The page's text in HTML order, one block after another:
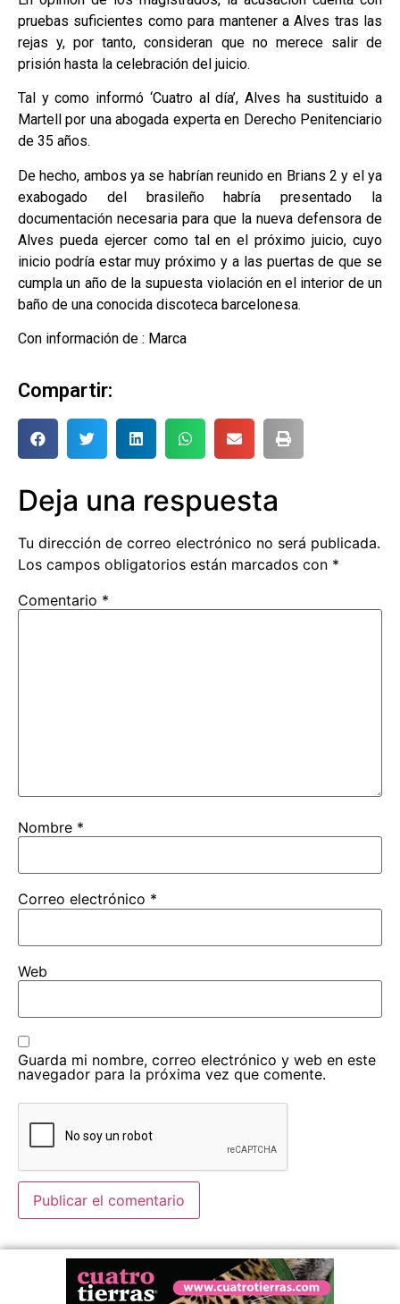
pruebas suficientes como para mantener a Alves tras las
rejas y, por tanto, consideran que no merece salir de
prisión hasta la celebración del juicio.
Tal y como informó ‘Cuatro al día’, Alves ha sustituido a
Martell por una abogada experta en Derecho Penitenciario
de 35 años.
De hecho, ambos ya se habrían reunido en Brians 2 y el ya
exabogado del brasileño habría presentado la
documentación necesaria para que la nueva defensora de
Alves pueda ejercer como tal en el próximo juicio, cuyo
inicio podría estar muy próximo y a las puertas de que se
cumpla un año de la supuesta violación en el interior de un
baño de una conocida discoteca barcelonesa.
Con información de : Marca
Compartir:
Deja una respuesta
Tu dirección de correo electrónico no será publicada.
Los campos obligatorios están marcados con *
Comentario *
Nombre *
Correo electrónico *
Web
Guarda mi nombre, correo electrónico y web en este
navegador para la próxima vez que comente.